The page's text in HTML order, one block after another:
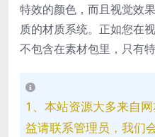
特效的颜色，而且视觉效
质的材质系统。正如您在
不包含在素材包里，只有特
1、本站资源大多来自
益请联系管理员，我们